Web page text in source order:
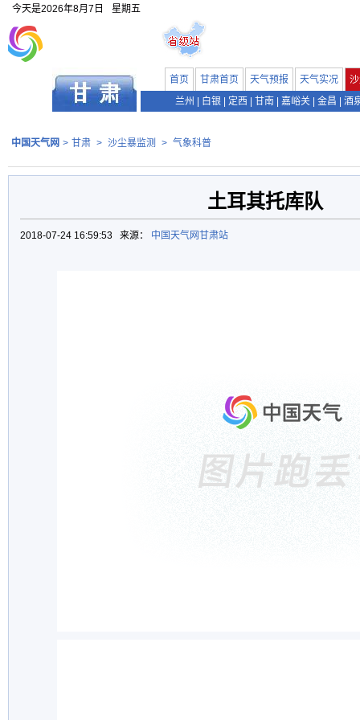
今天是2026年8月7日 星期五
首页 甘肃首页 天气预报 天气实况
兰州
白银 定西 甘南 嘉峪关 金昌 酒
中国天气网 > 甘肃 > 沙尘暴监测 > 气象科普
土耳其托库队
2018-07-24 16:59:53 来源： 中国天气网甘肃站